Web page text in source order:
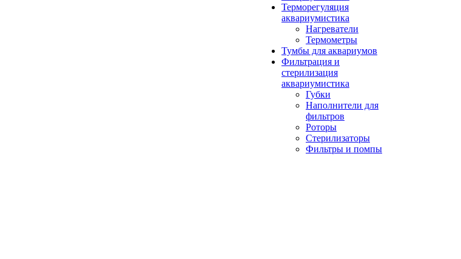
Терморегуляция
аквариумистика
Нагреватели
Термометры
Тумбы для аквариумов
Фильтрация и
стерилизация
аквариумистика
Губки
Наполнители для
фильтров
Роторы
Стерилизаторы
Фильтры и помпы